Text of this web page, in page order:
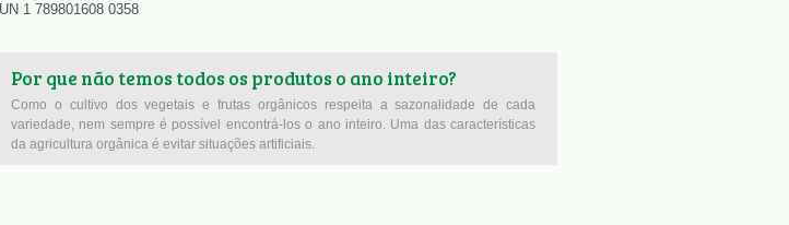
1 789801608 0358
Por que não temos todos os produtos o ano inteiro?
Como o cultivo dos vegetais e frutas orgânicos respeita a sazonalidade de cada
variedade, nem sempre é possível encontrá-los o ano inteiro. Uma das características
da agricultura orgânica é evitar situações artificiais.